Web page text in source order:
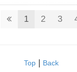
1 2 3
Top| Back